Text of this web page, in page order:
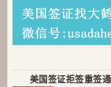
美国签证拒签重签